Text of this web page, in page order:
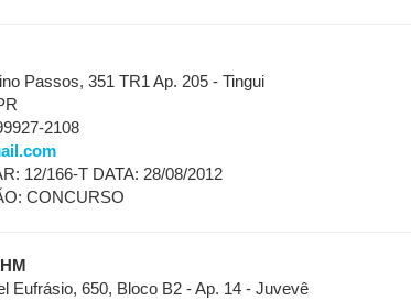
Passos, 351 TR1 Ap. 205 - Tingui
2108
12/166-T DATA: 28/08/2012
CONCURSO
Eufrásio, 650, Bloco B2 - Ap. 14 - Juvevê